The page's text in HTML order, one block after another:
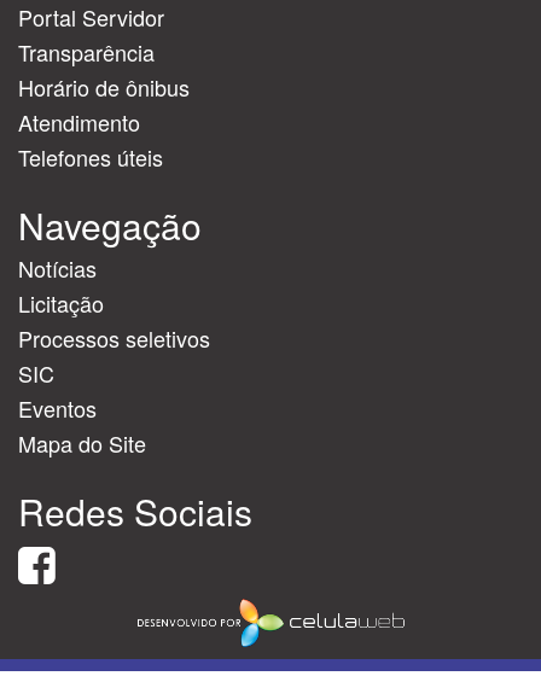
Portal Servidor
Transparência
Horário de ônibus
Atendimento
Telefones úteis
Navegação
Notícias
Licitação
Processos seletivos
SIC
Eventos
Mapa do Site
Redes Sociais